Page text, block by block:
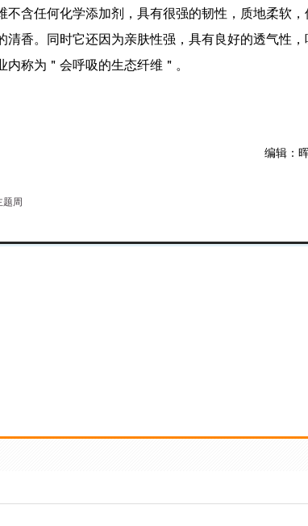
含任何化学添加剂，具有很强的韧性，质地柔软，
香。同时它还因为亲肤性强，具有良好的透气性，
称为＂会呼吸的生态纤维＂。
编辑：